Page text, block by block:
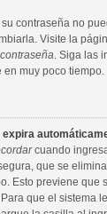
su contraseña no
Visite la
. Siga las
muy poco tiempo.
cuando
que se
Esto previene que
que el sistema